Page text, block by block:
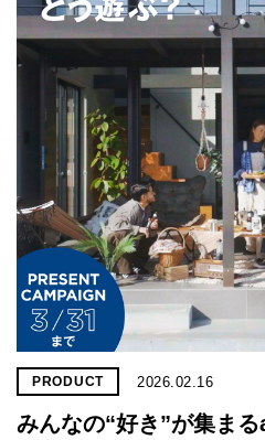
PRODUCT 2026.02.16
みんなの“好き”が集ま